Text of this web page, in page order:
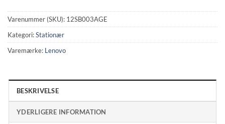
Varenummer (SKU): 12SB003AGE
Kategori:Stationær
Varemærke: Lenovo
BESKRIVELSE
YDERLIGERE INFORMATION